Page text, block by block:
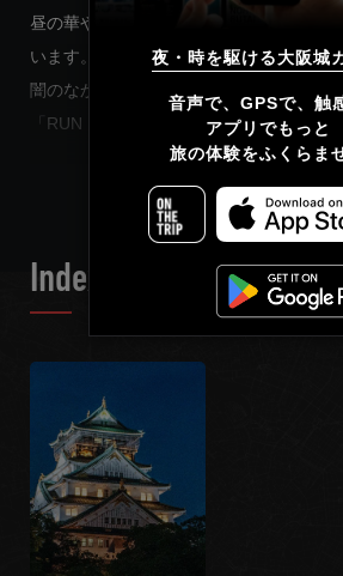
夜・時を駆ける大阪城
音声で、GPSで、触
アプリでもっと
旅の体験をふくらま
昼の華やぎとは裏腹に、この城には戦争
います。
闇のなかでしか語られないもうひとつの
「RUN RUN LEARN」夜の大阪城が、あ
READ MORE
Index List
简体中文
繁體中文
Français